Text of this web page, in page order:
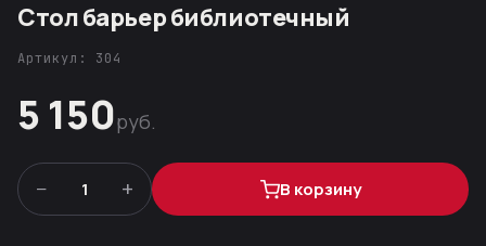
Стол барьер библиотечный
Артикул: 304
5 150руб.
− 1 + В корзину